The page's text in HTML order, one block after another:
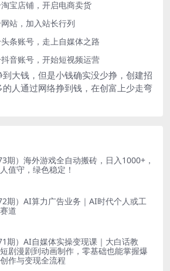
宝店铺，开启电商卖货
站，加入站长行列
条账号，走上自媒体之路
音账号，开始短视频运营
大钱，但是小钱确实没少挣，创建招
人通过网络挣到钱，在创富上少走弯
期）海外游戏全自动搬砖，日入1000+，
值守，绿色稳定！
期）AI算力广告业务｜AI时代个人或工
道
期）AI自媒体实操变现课｜大白话教
剧漫剧到动画制作，零基础也能掌握爆
作与变现全流程